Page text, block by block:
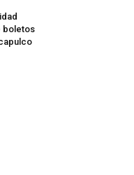
boletos